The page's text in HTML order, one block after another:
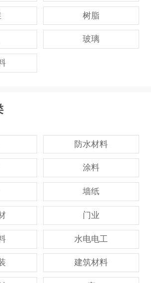
树脂
玻璃
防水材料
涂料
墙纸
门业
水电电工
建筑材料